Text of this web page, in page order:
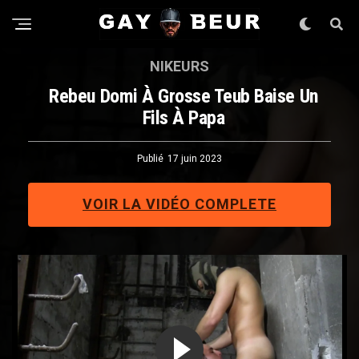
NIKEURS
Rebeu Domi À Grosse Teub Baise Un
Fils À Papa
Publié 17 juin 2023
VOIR LA VIDÉO COMPLETE